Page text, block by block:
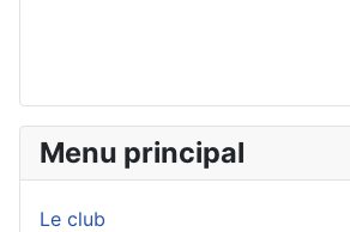
Menu principal
Le club